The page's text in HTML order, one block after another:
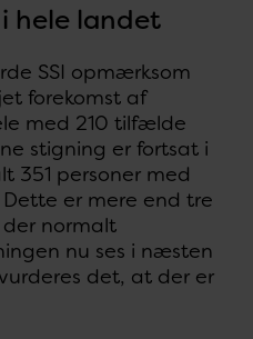
hele landet
SSI opmærksom
forekomst af
med 210 tilfælde
stigning er fortsat i
351 personer med
er mere end tre
normalt
nu ses i næsten
det, at der er